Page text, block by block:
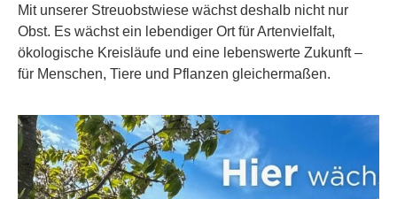
Mit unserer Streuobstwiese wächst deshalb nicht nur
Obst. Es wächst ein lebendiger Ort für Artenvielfalt,
ökologische Kreisläufe und eine lebenswerte Zukunft –
für Menschen, Tiere und Pflanzen gleichermaßen.